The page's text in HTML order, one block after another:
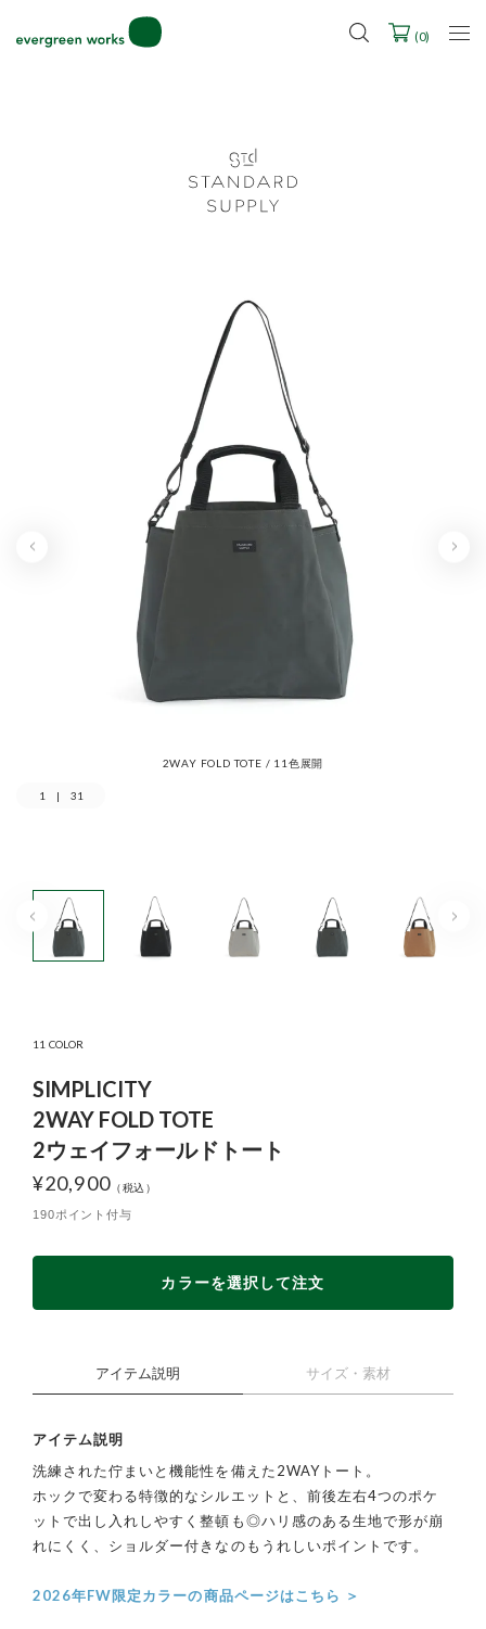
(0)
2WAY FOLD TOTE / 11色展開
1 | 31
11 COLOR
SIMPLICITY
2WAY FOLD TOTE
2ウェイフォールドトート
¥20,900
190ポイント付与
カラーを選択して注文
アイテム説明 サイズ・素材
アイテム説明
洗練された佇まいと機能性を備えた2WAYトート。
ホックで変わる特徴的なシルエットと、前後左右4つのポケ
ットで出し入れしやすく整頓も◎ハリ感のある生地で形が崩
れにくく、ショルダー付きなのもうれしいポイントです。
2026年FW限定カラーの商品ページはこちら ＞